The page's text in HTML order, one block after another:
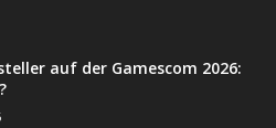
auf der Gamescom 2026: